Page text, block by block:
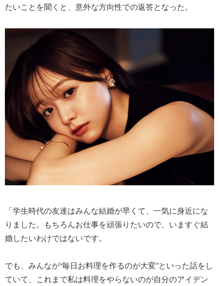
たいことを聞くと、意外な方向性での返答となった。
「学生時代の友達はみんな結婚が早くて、一気に身近にな
りました。もちろんお仕事を頑張りたいので、いますぐ結
婚したいわけではないです。
でも、みんなが“毎日お料理を作るのが大変”といった話をし
ていて、これまで私は料理をやらないのが自分のアイデン